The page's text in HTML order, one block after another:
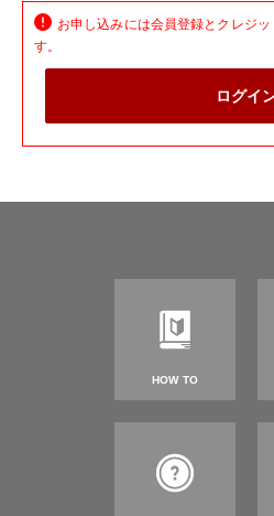
お申し込みには会員登録とクレジ
す。
ログイ
HOW TO